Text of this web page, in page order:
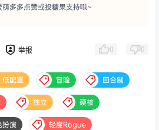
多多点赞或投糖果支持哦~
举报 0 0
低配置 冒险 回合制
独立 硬核
扮演 轻度Rogue